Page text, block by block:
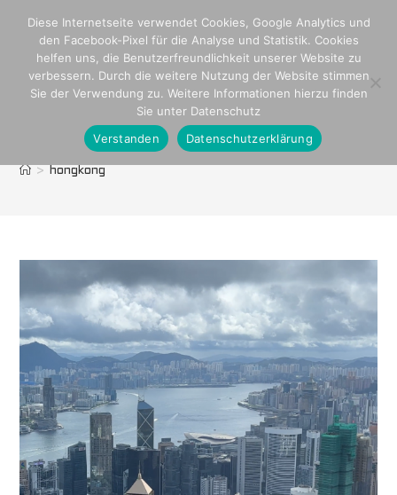
springen
hongkong
> hongkong
Diese Internetseite verwendet Cookies, Google Analytics und
den Facebook-Pixel für die Analyse und Statistik. Cookies
helfen uns, die Benutzerfreundlichkeit unserer Website zu
verbessern. Durch die weitere Nutzung der Website stimmen
Sie der Verwendung zu. Weitere Informationen hierzu finden
Sie unter Datenschutz
Verstanden
Datenschutzerklärung